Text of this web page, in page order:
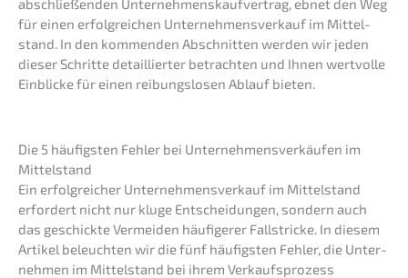
abschlie­ßen­den Unter­neh­mens­kauf­ver­trag, ebnet den Weg
für einen erfolg­rei­chen Unter­nehmens­verkauf im Mittel­
stand. In den kommen­den Abschnit­ten werden wir jeden
dieser Schrit­te detail­lier­ter betrach­ten und Ihnen wertvol­le
Einbli­cke für einen reibungs­lo­sen Ablauf bieten.
Die 5 häufigs­ten Fehler bei Unter­neh­mens­ver­käu­fen im
Mittelstand
Ein erfolg­rei­cher Unter­nehmens­verkauf im Mittel­stand
erfor­dert nicht nur kluge Entschei­dun­gen, sondern auch
das geschick­te Vermei­den häufi­ge­rer Fallstri­cke. In diesem
Artikel beleuch­ten wir die fünf häufigs­ten Fehler, die Unter­
neh­men im Mittel­stand bei ihrem Verkaufs­pro­zess